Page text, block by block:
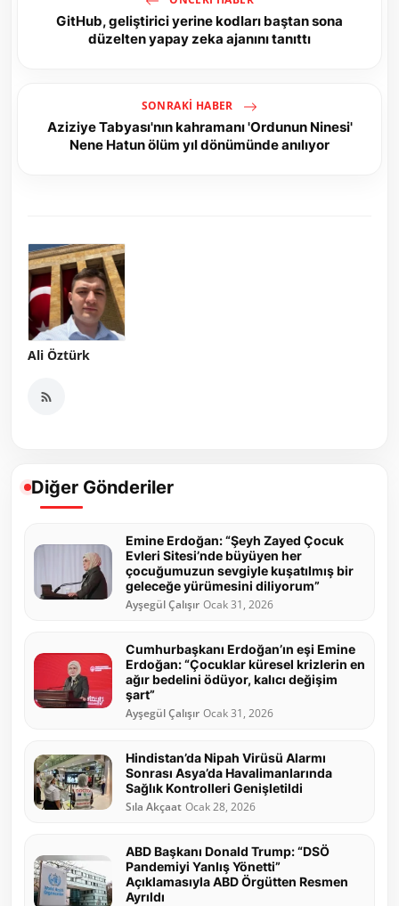
GitHub, geliştirici yerine kodları baştan sona
düzelten yapay zeka ajanını tanıttı
SONRAKI HABER
Aziziye Tabyası'nın kahramanı 'Ordunun Ninesi'
Nene Hatun ölüm yıl dönümünde anılıyor
Ali Öztürk
Diğer Gönderiler
Emine Erdoğan: “Şeyh Zayed Çocuk
Evleri Sitesi’nde büyüyen her
çocuğumuzun sevgiyle kuşatılmış bir
geleceğe yürümesini diliyorum”
Ayşegül Çalışır Ocak 31, 2026
Cumhurbaşkanı Erdoğan’ın eşi Emine
Erdoğan: “Çocuklar küresel krizlerin en
ağır bedelini ödüyor, kalıcı değişim
şart”
Ayşegül Çalışır Ocak 31, 2026
Hindistan’da Nipah Virüsü Alarmı
Sonrası Asya’da Havalimanlarında
Sağlık Kontrolleri Genişletildi
Sıla Akçaat Ocak 28, 2026
ABD Başkanı Donald Trump: “DSÖ
Pandemiyi Yanlış Yönetti”
Açıklamasıyla ABD Örgütten Resmen
Ayrıldı